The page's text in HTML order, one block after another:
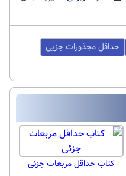
حداقل مجذورات جزیی
کتاب حداقل مربعات جزئی